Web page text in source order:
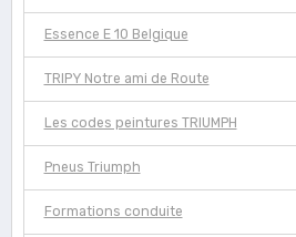
Essence E 10 Belgique
TRIPY Notre ami de Route
Les codes peintures TRIUMPH
Pneus Triumph
Formations conduite